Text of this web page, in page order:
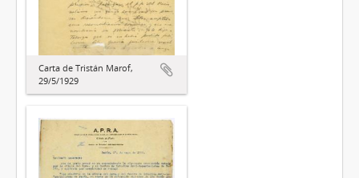
Carta de Tristán Marof,
29/5/1929